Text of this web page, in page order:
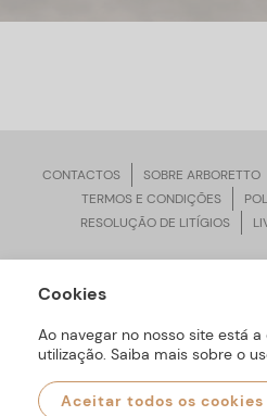
CONTACTOS SOBRE ARBORETTO
TERMOS E CONDIÇÕES
RESOLUÇÃO DE LITÍGIOS
ARBORETTO © Todos os Direitos
Cookies
Ao navegar no nosso site está
utilização. Saiba mais sobre o
Aceitar todos os cookies